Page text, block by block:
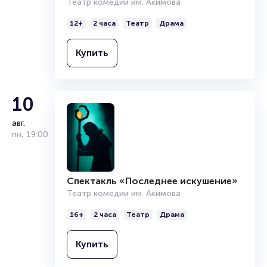
ОрганизаторамТеатр комедии им. Акимова
12+ 2 часа Театр Драма
Купить
10
авг.
пн, 19:00
Спектакль «Последнее искушение»
Театр комедии им. Акимова
16+ 2 часа Театр Драма
Купить